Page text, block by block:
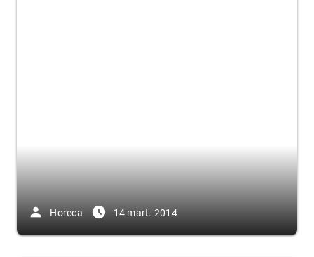
person Horeca access_time_filled 14 mart. 2014